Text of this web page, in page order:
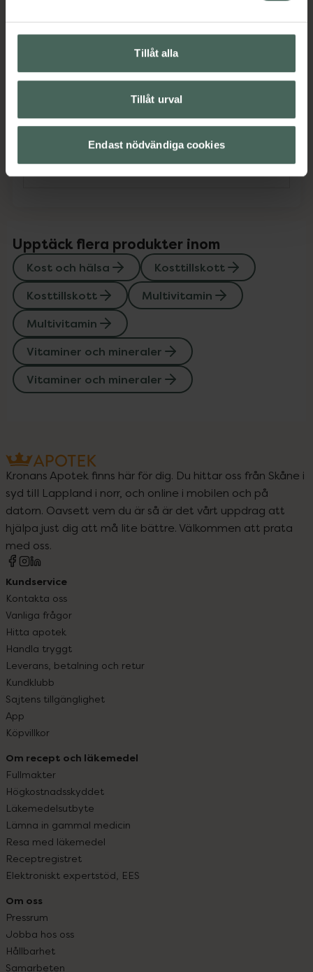
Tillåt alla
Tillåt urval
Endast nödvändiga cookies
Vitaminer och mineraler
Omdömen Visa
Innehåll Visa
Instruktioner Visa
Upptäck flera produkter inom
Kost och hälsa
Kosttillskott
Kosttillskott
Multivitamin
Multivitamin
Vitaminer och mineraler
Vitaminer och mineraler
Kronans Apotek finns här för dig. Du hittar oss från Skåne i
syd till Lappland i norr, och online i mobilen och på
datorn. Oavsett vem du är så är det vårt uppdrag att
hjälpa just dig att må lite bättre. Välkommen att prata
med oss.
Kundservice
Kontakta oss
Vanliga frågor
Hitta apotek
Handla tryggt
Leverans, betalning och retur
Kundklubb
Sajtens tillgänglighet
App
Köpvillkor
Om recept och läkemedel
Fullmakter
Högkostnadsskyddet
Läkemedelsutbyte
Lämna in gammal medicin
Resa med läkemedel
Receptregistret
Elektroniskt expertstöd, EES
Om oss
Pressrum
Jobba hos oss
Hållbarhet
Samarbeten